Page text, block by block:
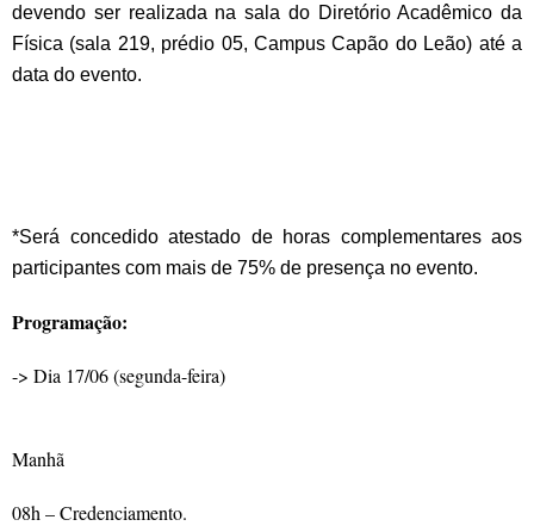
devendo ser realizada na sala do Diretório Acadêmico da
Física (sala 219, prédio 05, Campus Capão do Leão) até a
data do evento.
*Será concedido atestado de horas complementares aos
participantes com mais de 75% de presença no evento.
Programação:
-> Dia 17/06 (segunda-feira)
Manhã
08h – Credenciamento.